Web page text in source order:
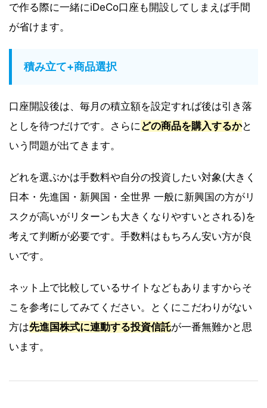
で作る際に一緒にiDeCo口座も開設してしまえば手間
が省けます。
積み立て+商品選択
口座開設後は、毎月の積立額を設定すれば後は引き落
としを待つだけです。さらに どの商品を購入するかと
いう問題が出てきます。
どれを選ぶかは手数料や自分の投資したい対象(大きく
日本・先進国・新興国・全世界 一般に新興国の方がリ
スクが高いがリターンも大きくなりやすいとされる)を
考えて判断が必要です。手数料はもちろん安い方が良
いです。
ネット上で比較しているサイトなどもありますからそ
こを参考にしてみてください。とくにこだわりがない
方は先進国株式に連動する投資信託が一番無難かと思
います。